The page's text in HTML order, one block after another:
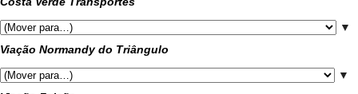
▼
Viação Normandy do Triângulo
▼